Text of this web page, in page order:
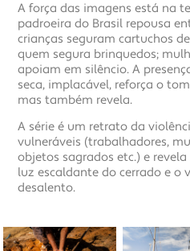
A força das imagens está na
padroeira do Brasil repousa
crianças seguram cartuchos
quem segura brinquedos;
apoiam em silêncio. A
seca, implacável, reforça o
mas também revela.
A série é um retrato da
vulneráveis (trabalhadores,
objetos sagrados etc.) e
luz escaldante do cerrado e o
desalento.